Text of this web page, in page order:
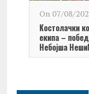
On 07/08/
Kостолачки
екипа –
Небојша